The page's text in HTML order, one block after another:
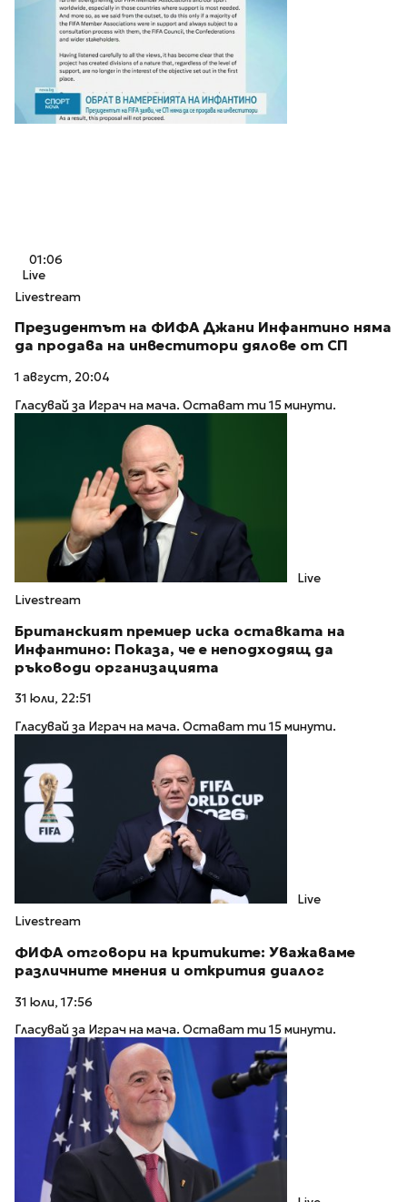
01:06
Live
Livestream
Президентът на ФИФА Джани Инфантино няма
да продава на инвеститори дялове от СП
1 август, 20:04
Гласувай за Играч на мача. Остават ти 15 минути.
Live
Livestream
Британският премиер иска оставката на
Инфантино: Показа, че е неподходящ да
ръководи организацията
31 юли, 22:51
Гласувай за Играч на мача. Остават ти 15 минути.
Live
Livestream
ФИФА отговори на критиките: Уважаваме
различните мнения и открития диалог
31 юли, 17:56
Гласувай за Играч на мача. Остават ти 15 минути.